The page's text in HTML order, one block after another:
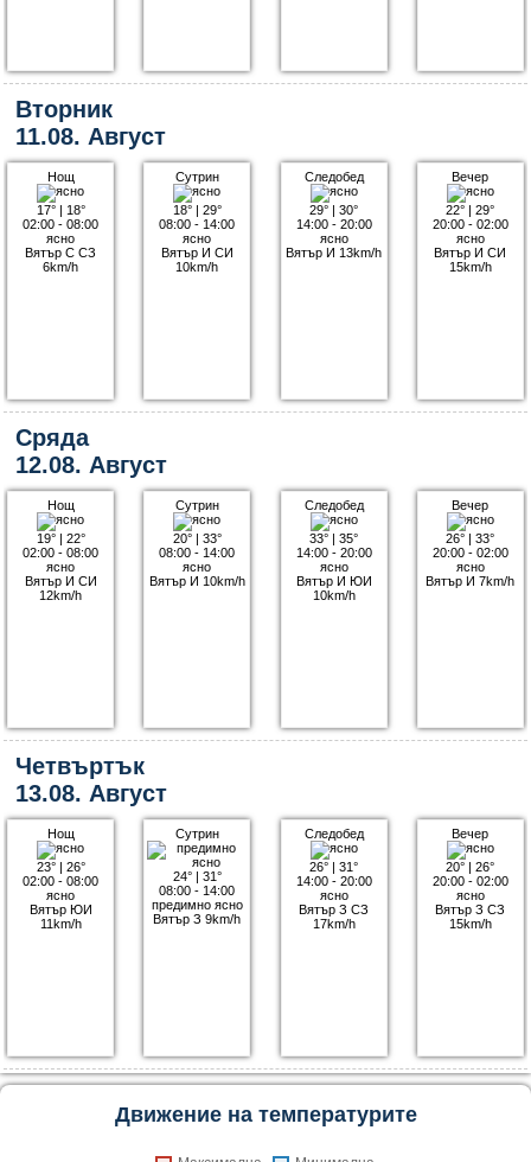
Вторник
11.08. Август
Нощ
17°| 18°
02:00 - 08:00
ясно
Вятър С СЗ
6km/h
Сутрин
18°| 29°
08:00 - 14:00
ясно
Вятър И СИ
10km/h
Следобед
29° |30°
14:00 - 20:00
ясно
Вятър И 13km/h
Вечер
22° |29°
20:00 - 02:00
ясно
Вятър И СИ
15km/h
Сряда
12.08. Август
Нощ
19°| 22°
02:00 - 08:00
ясно
Вятър И СИ
12km/h
Сутрин
20°| 33°
08:00 - 14:00
ясно
Вятър И 10km/h
Следобед
33° |35°
14:00 - 20:00
ясно
Вятър И ЮИ
10km/h
Вечер
26° |33°
20:00 - 02:00
ясно
Вятър И 7km/h
Четвъртък
13.08. Август
Нощ
23°| 26°
02:00 - 08:00
ясно
Вятър ЮИ
11km/h
Сутрин
24°| 31°
08:00 - 14:00
предимно ясно
Вятър З 9km/h
Следобед
26° |31°
14:00 - 20:00
ясно
Вятър З СЗ
17km/h
Вечер
20° |26°
20:00 - 02:00
ясно
Вятър З СЗ
15km/h
Движение на температурите